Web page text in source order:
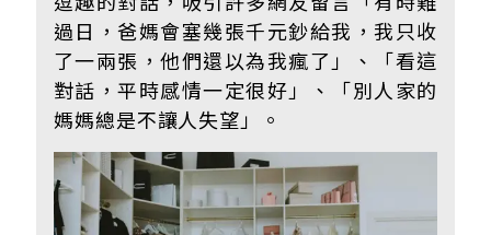
過日，爸媽會塞幾張千元鈔給我，我只收
了一兩張，他們還以為我瘋了」、「看這
對話，平時感情一定很好」、「別人家的
媽媽總是不讓人失望」。